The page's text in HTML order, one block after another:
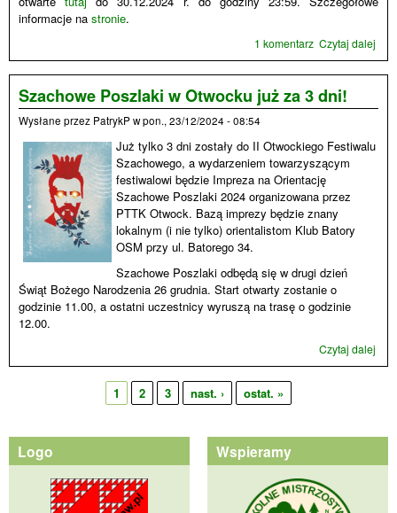
informacje na stronie.
Czytaj dalej
1 komentarz
Szachowe Poszlaki w Otwocku już za 3 dni!
Wysłane przez PatrykPwpon., 23/12/2024 - 08:54
Już tylko 3 dni zostały do II Otwockiego Festiwalu
Szachowego, a wydarzeniem towarzyszącym
festiwalowi będzie Impreza na Orientację
Szachowe Poszlaki 2024 organizowana przez
PTTK Otwock. Bazą imprezy będzie znany
lokalnym (i nie tylko) orientalistom Klub Batory
OSM przy ul. Batorego 34.
Szachowe Poszlaki odbędą się w drugi dzień
Świąt Bożego Narodzenia 26 grudnia. Start otwarty zostanie o
godzinie 11.00, a ostatni uczestnicy wyruszą na trasę o godzinie
12.00.
Czytaj dalej
1 2 3 nast. › ostat. »
Logo Wspieramy